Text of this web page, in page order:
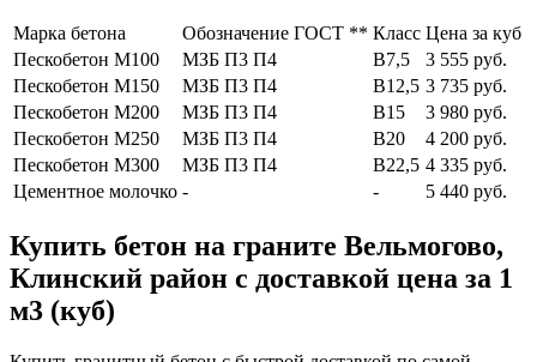
Марка бетона Обозначение ГОСТ ** Класс Цена за куб
Пескобетон М100
МЗБ П3 П4 В7,5
3 555 руб.
Пескобетон М150
МЗБ П3 П4 В12,5 3 735 руб.
Пескобетон М200
МЗБ П3 П4 В15
3 980 руб.
Пескобетон М250
МЗБ П3 П4 В20
4 200 руб.
Пескобетон М300
МЗБ П3 П4 В22,5 4 335 руб.
Цементное молочко - - 5 440 руб.
Купить бетон на граните Вельмогово,
Клинский район с доставкой цена за 1
м3 (куб)